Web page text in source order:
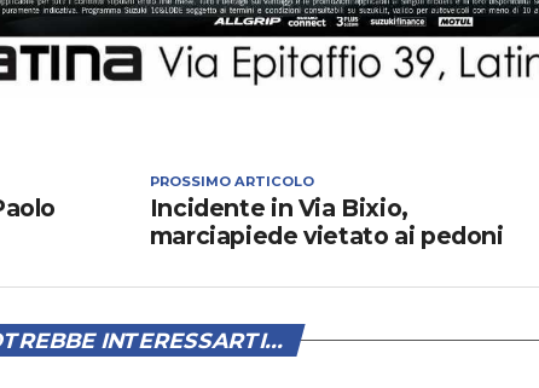
PROSSIMO ARTICOLO
Incidente in Via Bixio,
marciapiede vietato ai pedoni
INTERESSARTI...